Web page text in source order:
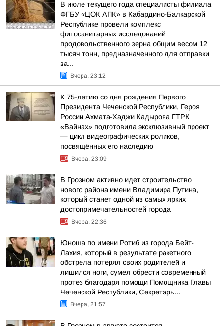
В июле текущего года специалисты филиала
ФГБУ «ЦОК АПК» в Кабардино-Балкарской
Республике провели комплекс
фитосанитарных исследований
продовольственного зерна общим весом 12
тысяч тонн, предназначенного для отправки
за...
Вчера, 23:12
К 75-летию со дня рождения Первого
Президента Чеченской Республики, Героя
России Ахмата-Хаджи Кадырова ГТРК
«Вайнах» подготовила эксклюзивный проект
— цикл видеографических роликов,
посвящённых его наследию
Вчера, 23:09
В Грозном активно идет строительство
нового района имени Владимира Путина,
который станет одной из самых ярких
достопримечательностей города
Вчера, 22:36
Юноша по имени Ротиб из города Бейт-
Лахия, который в результате ракетного
обстрела потерял своих родителей и
лишился ноги, сумел обрести современный
протез благодаря помощи Помощника Главы
Чеченской Республики, Секретарь...
Вчера, 21:57